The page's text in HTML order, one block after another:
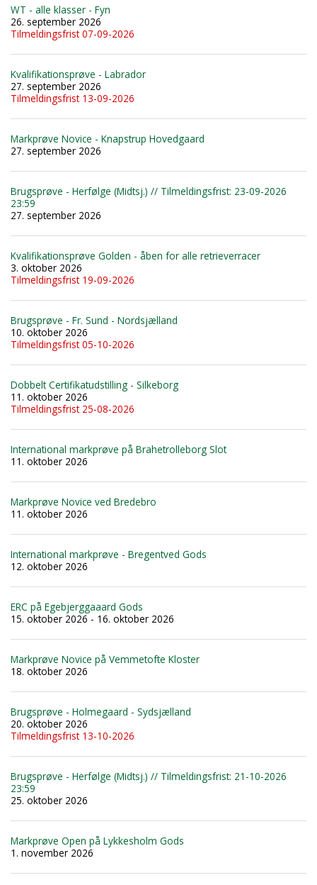
WT - alle klasser - Fyn
26. september 2026
Tilmeldingsfrist 07-09-2026
Kvalifikationsprøve - Labrador
27. september 2026
Tilmeldingsfrist 13-09-2026
Markprøve Novice - Knapstrup Hovedgaard
27. september 2026
Brugsprøve - Herfølge (Midtsj.) // Tilmeldingsfrist: 23-09-2026
23:59
27. september 2026
Kvalifikationsprøve Golden - åben for alle retrieverracer
3. oktober 2026
Tilmeldingsfrist 19-09-2026
Brugsprøve - Fr. Sund - Nordsjælland
10. oktober 2026
Tilmeldingsfrist 05-10-2026
Dobbelt Certifikatudstilling - Silkeborg
11. oktober 2026
Tilmeldingsfrist 25-08-2026
International markprøve på Brahetrolleborg Slot
11. oktober 2026
Markprøve Novice ved Bredebro
11. oktober 2026
International markprøve - Bregentved Gods
12. oktober 2026
ERC på Egebjerggaaard Gods
15. oktober 2026 - 16. oktober 2026
Markprøve Novice på Vemmetofte Kloster
18. oktober 2026
Brugsprøve - Holmegaard - Sydsjælland
20. oktober 2026
Tilmeldingsfrist 13-10-2026
Brugsprøve - Herfølge (Midtsj.) // Tilmeldingsfrist: 21-10-2026
23:59
25. oktober 2026
Markprøve Open på Lykkesholm Gods
1. november 2026